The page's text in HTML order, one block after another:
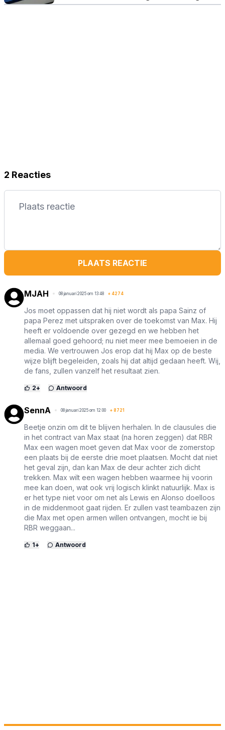
gemaakt dan ze zijn'
2 Reacties
PLAATS REACTIE
MJAH 08 januari 2025 om 13:48 + 4274
Jos moet oppassen dat hij niet wordt als papa Sainz of
papa Perez met uitspraken over de toekomst van Max. Hij
heeft er voldoende over gezegd en we hebben het
allemaal goed gehoord; nu niet meer mee bemoeien in de
media. We vertrouwen Jos erop dat hij Max op de beste
wijze blijft begeleiden, zoals hij dat altijd gedaan heeft. Wij,
de fans, zullen vanzelf het resultaat zien.
2+ Antwoord
SennA 08 januari 2025 om 12:00 + 8721
Beetje onzin om dit te blijven herhalen. In de clausules die
in het contract van Max staat (na horen zeggen) dat RBR
Max een wagen moet geven dat Max voor de zomerstop
een plaats bij de eerste drie moet plaatsen. Mocht dat niet
het geval zijn, dan kan Max de deur achter zich dicht
trekken. Max wilt een wagen hebben waarmee hij voorin
mee kan doen, wat ook vrij logisch klinkt natuurlijk. Max is
er het type niet voor om net als Lewis en Alonso doelloos
in de middenmoot gaat rijden. Er zullen vast teambazen zijn
die Max met open armen willen ontvangen, mocht ie bij
RBR weggaan...
1+ Antwoord